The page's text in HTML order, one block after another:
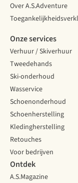
Over A.S.Adventure
Onze services
Verhuur / Skiverhuur
Tweedehands
Ski-onderhoud
Wasservice
Schoenonderhoud
Schoenherstelling
Kledingherstelling
Retouches
Voor bedrijven
Ontdek
A.S.Magazine